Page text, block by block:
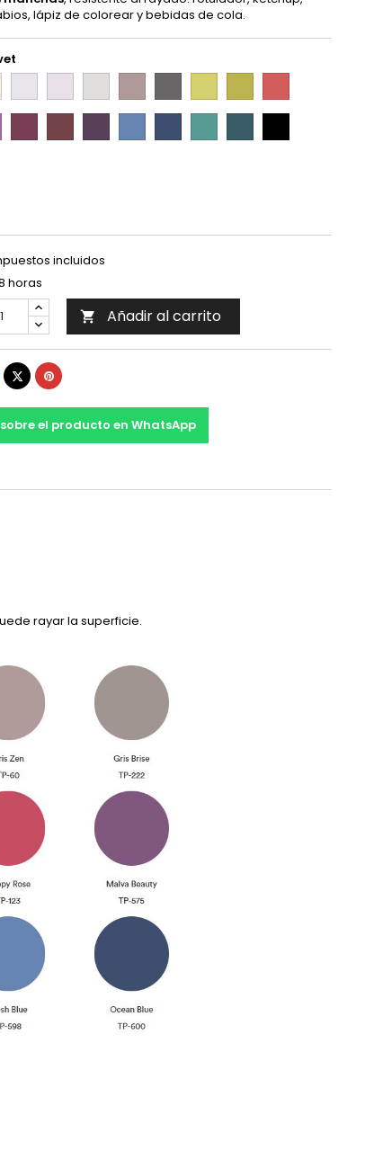
lápiz de colorear y bebidas de cola.
Freedom
-
421
Delicate
-
493
Nature
-
398
Zen
-
60
Balance
-
407
Party
-
703
Creation
-
706
Smile
-
111
GourmetEvasionHarmony
Blue
Blue
SplashElegance
incluidos
horas
 Añadir al carrito
TuitearPinterest
el producto en WhatsApp
rayar la superficie.